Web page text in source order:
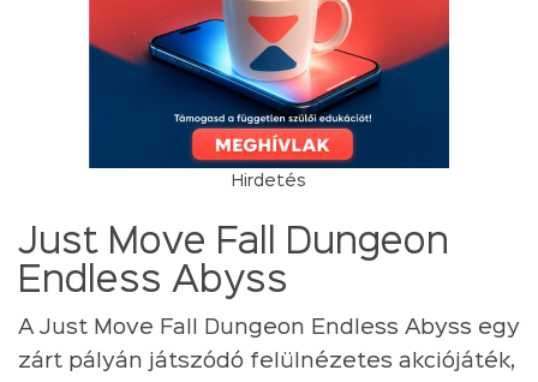
Hirdetés
Just Move Fall Dungeon
Endless Abyss
A Just Move Fall Dungeon Endless Abyss egy
zárt pályán játszódó felülnézetes akciójáték,